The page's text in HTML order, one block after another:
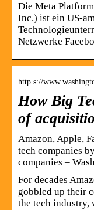
Die Meta
Inc.) ist ein US-
Netzwerke
http s://
How Big
of
Amazon, Apple,
tech companies
companies –
For decades
gobbled up their
the tech